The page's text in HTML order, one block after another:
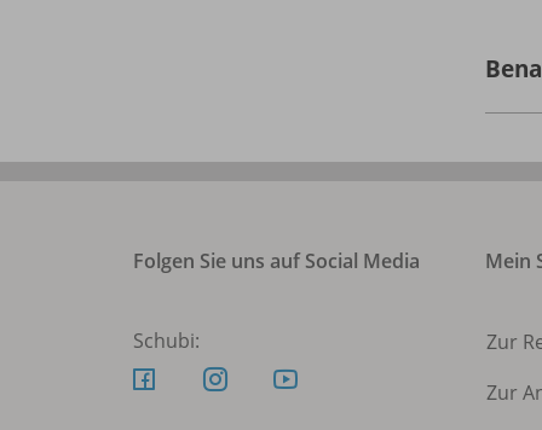
Folgen Sie uns auf Social Media
Schubi:
Mein
Zur
Zur